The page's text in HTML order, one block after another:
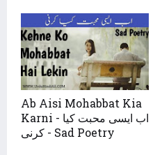
Ab Aisi Mohabbat Kia
Karni - اب ایسی محبت کیا
کرنی - Sad Poetry